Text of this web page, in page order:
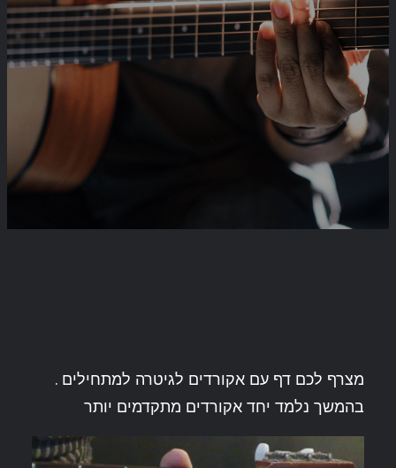
מצרף לכם דף עם אקורדים לגיטרה למתחילים .
בהמשך נלמד יחד אקורדים מתקדמים יותר